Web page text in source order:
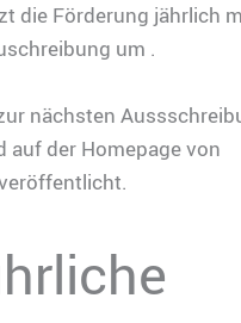
die Förderung jährlich
um .
nächsten
auf der Homepage von